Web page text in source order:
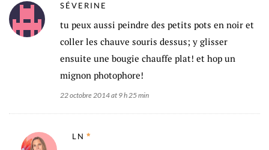
SÉVERINE
tu peux aussi peindre des petits pots en noir et
coller les chauve souris dessus; y glisser
ensuite une bougie chauffe plat! et hop un
mignon photophore!
22 octobre 2014 at 9 h 25 min
LN